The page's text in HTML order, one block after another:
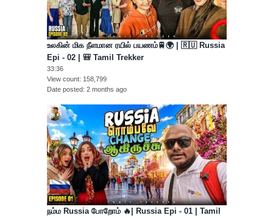
உலகின் மிக நீளமான ரயில் பயணம்🚆🌍 | 🇷🇺 Russia
Epi - 02 | 🎒 Tamil Trekker
33:36
View count
158,799
Date posted 2 months ago
நம்ம Russia போறோம் 🔥| Russia Epi - 01 | Tamil